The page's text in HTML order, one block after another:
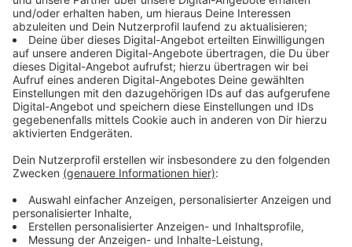
das Fantastival ein Riesenerfolg mit rund 16.800
verkauften Tickets.Hier geht es zum aktuellen
Programm.
Anzeige
Besondere Atmosphäre durch Nähe zu
Künstlern
Anzeige
Das von der Freilicht AG ehrenamtlich organisierte